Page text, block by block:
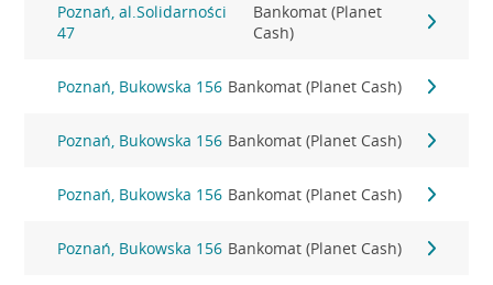
Poznań, al.Solidarności
47
Bankomat (Planet
Cash)
Poznań, Bukowska 156 Bankomat (Planet Cash)
Poznań, Bukowska 156 Bankomat (Planet Cash)
Poznań, Bukowska 156 Bankomat (Planet Cash)
Poznań, Bukowska 156 Bankomat (Planet Cash)